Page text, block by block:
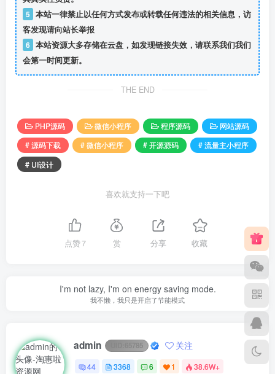
5 本站一律禁止以任何方式发布或转载任何违法的相关信息，访
客发现请向站长举报
6 本站资源大多存储在云盘，如发现链接失效，请联系我们我们
会第一时间更新。
THE END
PHP源码 微信小程序 程序源码
网站源码
# 源码下载
# 微信小程序 # 开源源码
# 流量主小程序
# UI设计
喜欢就支持一下吧
点赞7 赏 分享 收藏
I'm not lazy, I'm on energy saving mode.
我不懒，我只是开启了节能模式
admin 65785 关注
44 3368 6 1 38.6W+